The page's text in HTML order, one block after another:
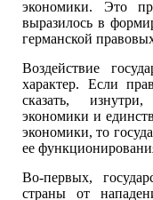
экономики. Это
выразилось в
германской
Воздействие
характер. Если
сказать,
экономики и
экономики, то
ее
Во-первых,
страны от